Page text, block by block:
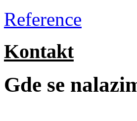
Reference
Kontakt
Gde se